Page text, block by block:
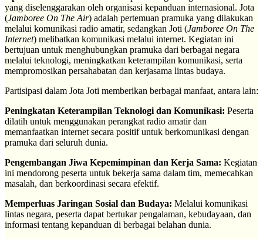
yang diselenggarakan oleh organisasi kepanduan internasional. Jota
(Jamboree On The Air) adalah pertemuan pramuka yang dilakukan
melalui komunikasi radio amatir, sedangkan Joti (Jamboree On The
Internet) melibatkan komunikasi melalui internet. Kegiatan ini
bertujuan untuk menghubungkan pramuka dari berbagai negara
melalui teknologi, meningkatkan keterampilan komunikasi, serta
mempromosikan persahabatan dan kerjasama lintas budaya.
Partisipasi dalam Jota Joti memberikan berbagai manfaat, antara lain:
Peningkatan Keterampilan Teknologi dan Komunikasi: Peserta
dilatih untuk menggunakan perangkat radio amatir dan
memanfaatkan internet secara positif untuk berkomunikasi dengan
pramuka dari seluruh dunia.
Pengembangan Jiwa Kepemimpinan dan Kerja Sama: Kegiatan
ini mendorong peserta untuk bekerja sama dalam tim, memecahkan
masalah, dan berkoordinasi secara efektif.
Memperluas Jaringan Sosial dan Budaya: Melalui komunikasi
lintas negara, peserta dapat bertukar pengalaman, kebudayaan, dan
informasi tentang kepanduan di berbagai belahan dunia.